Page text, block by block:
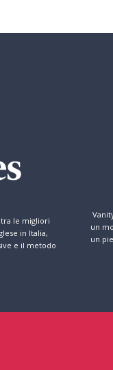
tra le migliori
in Italia,
e il metodo
un
un